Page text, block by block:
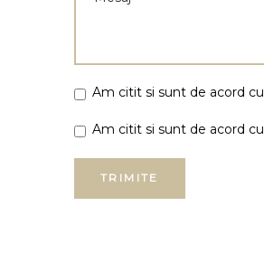
Am citit si sunt de acord cu
Am citit si sunt de acord cu